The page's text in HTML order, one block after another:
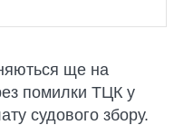
ще на
помилки ТЦК у
судового збору.